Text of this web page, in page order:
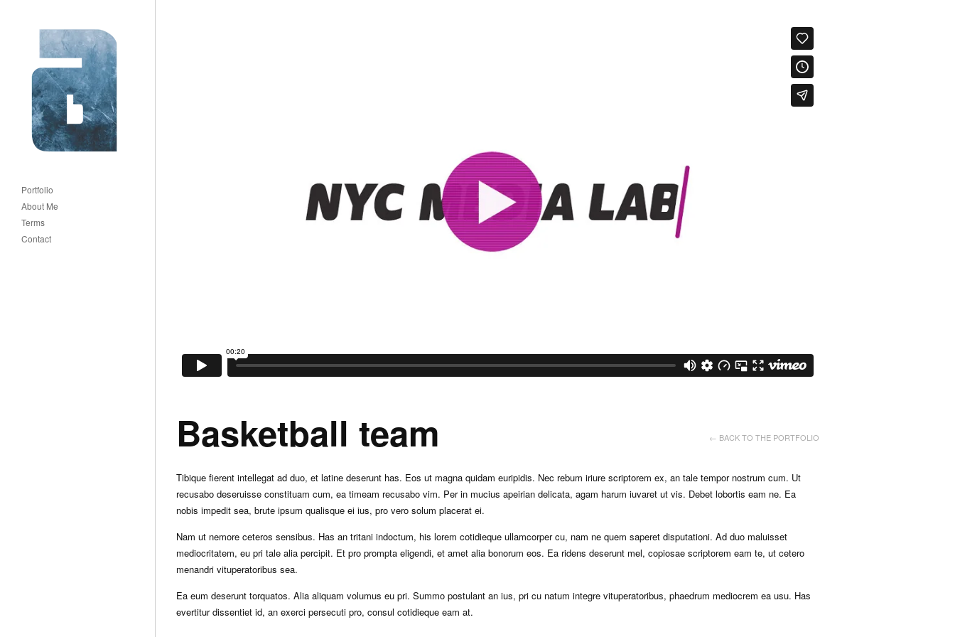
Portfolio
About Me
Terms
Contact
Basketball team ← BACK TO THE PORTFOLIO
Tibique fierent intellegat ad duo, et latine deserunt has. Eos ut magna quidam euripidis. Nec rebum iriure scriptorem ex, an tale tempor nostrum cum. Ut
recusabo deseruisse constituam cum, ea timeam recusabo vim. Per in mucius apeirian delicata, agam harum iuvaret ut vis. Debet lobortis eam ne. Ea
nobis impedit sea, brute ipsum qualisque ei ius, pro vero solum placerat ei.
Nam ut nemore ceteros sensibus. Has an tritani indoctum, his lorem cotidieque ullamcorper cu, nam ne quem saperet disputationi. Ad duo maluisset
mediocritatem, eu pri tale alia percipit. Et pro prompta eligendi, et amet alia bonorum eos. Ea ridens deserunt mel, copiosae scriptorem eam te, ut cetero
menandri vituperatoribus sea.
Ea eum deserunt torquatos. Alia aliquam volumus eu pri. Summo postulant an ius, pri cu natum integre vituperatoribus, phaedrum mediocrem ea usu. Has
evertitur dissentiet id, an exerci persecuti pro, consul cotidieque eam at.